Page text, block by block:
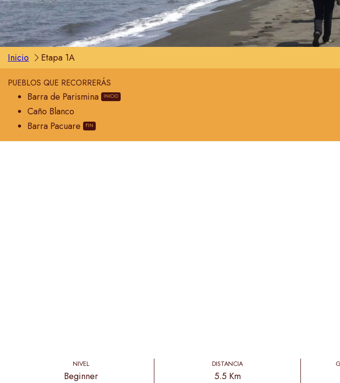
Inicio Etapa 1A
PUEBLOS QUE RECORRERÁS
Barra de Parismina
Caño Blanco
Barra Pacuare
NIVEL
Beginner
DISTANCIA
5.5 Km